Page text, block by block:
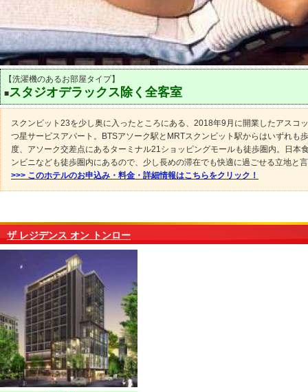
【洗濯機のあるお部屋タイプ】
■スタジオデラックス除く全客室
スクンビット23を少し奥に入ったところにある、2018年9月に開業したアスコ
つ星サービスアパート。BTSアソーク駅とMRTスクンビット駅からはいずれも
度、アソーク交差点にあるターミナル21ショッピングモールも徒歩圏内。日本
ンビニなども徒歩圏内にあるので、少し長めの滞在でも快適に過ごせる立地と
>>> このホテルのお申込み・料金・詳細情報はこちらをクリック！
ザ レジデンス オン トンロー